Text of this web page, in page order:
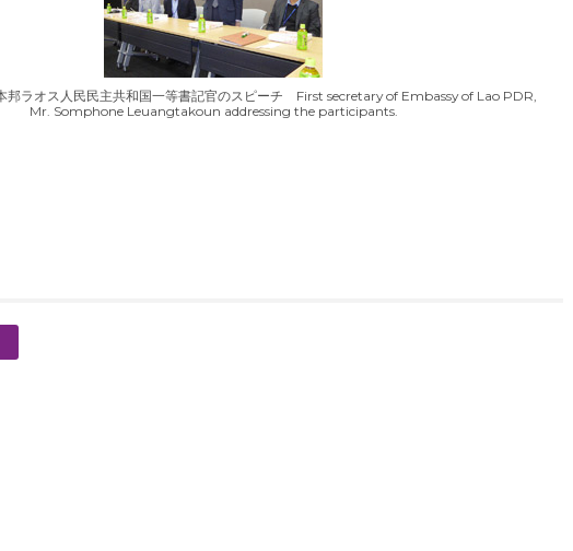
邦ラオス人民民主共和国一等書記官のスピーチ First secretary of Embassy of Lao PDR,
Mr. Somphone Leuangtakoun addressing the participants.